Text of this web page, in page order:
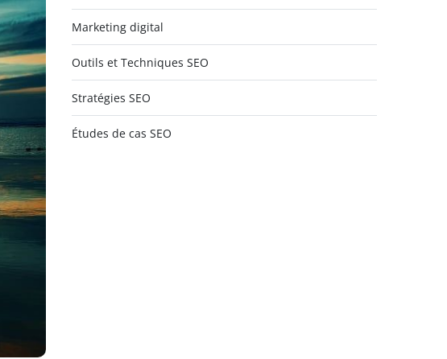
Marketing digital
Outils et Techniques SEO
Stratégies SEO
Études de cas SEO